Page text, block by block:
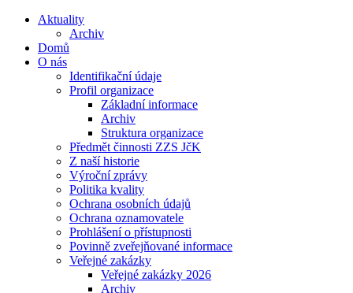
Aktuality
Archiv
Domů
O nás
Identifikační údaje
Profil organizace
Základní informace
Archiv
Struktura organizace
Předmět činnosti ZZS JčK
Z naší historie
Výroční zprávy
Politika kvality
Ochrana osobních údajů
Ochrana oznamovatele
Prohlášení o přístupnosti
Povinně zveřejňované informace
Veřejné zakázky
Veřejné zakázky 2026
Archiv